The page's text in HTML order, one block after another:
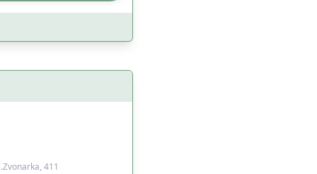
411